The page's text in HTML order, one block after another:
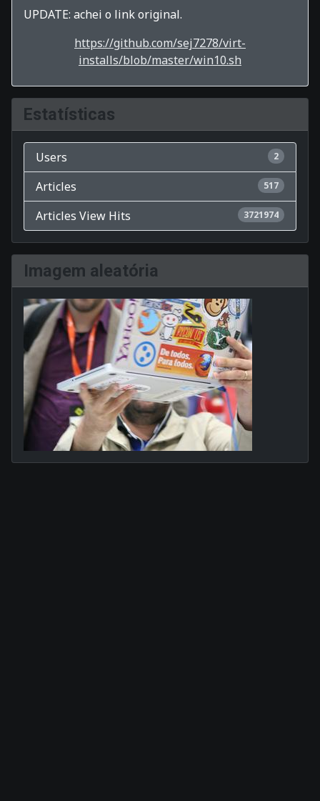
UPDATE: achei o link original.
https://github.com/sej7278/virt-
installs/blob/master/win10.sh
Estatísticas
Users 2
Articles 517
Articles View Hits 3721974
Imagem aleatória